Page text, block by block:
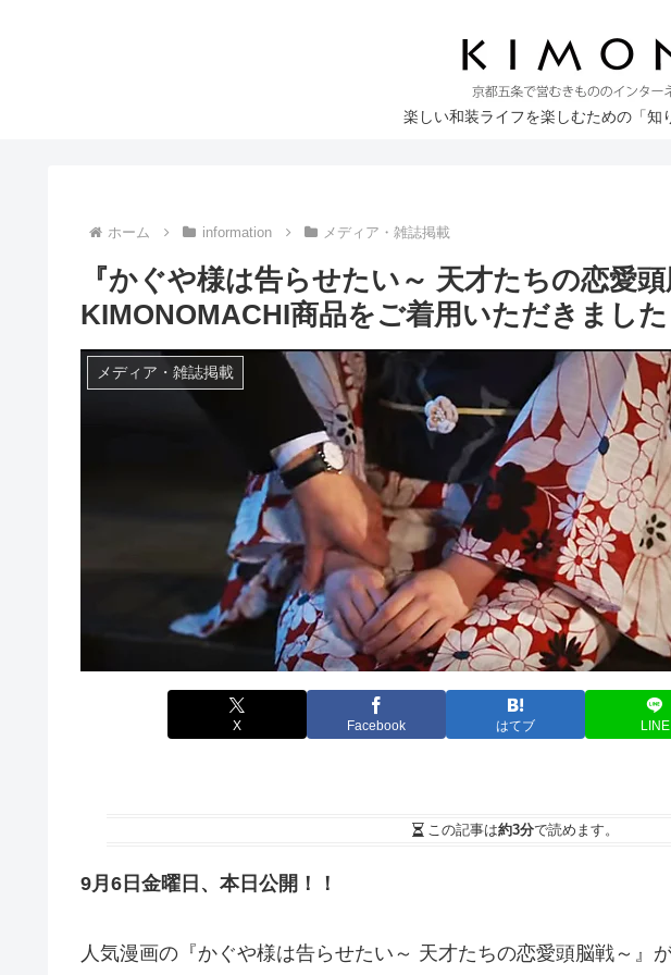
楽しい和装ライフを楽しむための「
ホーム information メディア・雑誌掲載
『かぐや様は告らせたい～ 天才たちの恋愛
KIMONOMACHI商品をご着用いただきました
メディア・雑誌掲載
X Facebook はてブ LINE
この記事は約3分で読めます。
9月6日金曜日、本日公開！！
人気漫画の『かぐや様は告らせたい～ 天才たちの恋愛頭脳戦～』